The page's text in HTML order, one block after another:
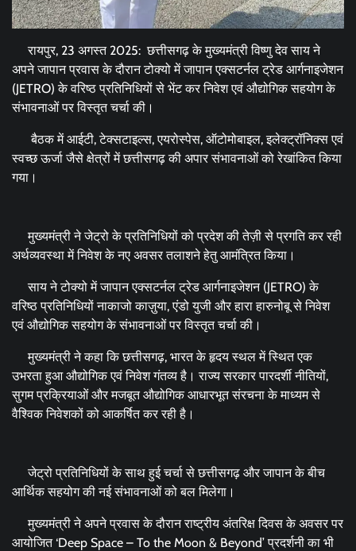
रायपुर, 23 अगस्त 2025: छत्तीसगढ़ के मुख्यमंत्री विष्णु देव साय ने
अपने जापान प्रवास के दौरान टोक्यो में जापान एक्सटर्नल ट्रेड आर्गनाइजेशन
(JETRO) के वरिष्ठ प्रतिनिधियों से भेंट कर निवेश एवं औद्योगिक सहयोग के
संभावनाओं पर विस्तृत चर्चा की।
बैठक में आईटी, टेक्सटाइल्स, एयरोस्पेस, ऑटोमोबाइल, इलेक्ट्रॉनिक्स एवं
स्वच्छ ऊर्जा जैसे क्षेत्रों में छत्तीसगढ़ की अपार संभावनाओं को रेखांकित किया
गया।
मुख्यमंत्री ने जेट्रो के प्रतिनिधियों को प्रदेश की तेज़ी से प्रगति कर रही
अर्थव्यवस्था में निवेश के नए अवसर तलाशने हेतु आमंत्रित किया।
साय ने टोक्यो में जापान एक्सटर्नल ट्रेड आर्गनाइजेशन (JETRO) के
वरिष्ठ प्रतिनिधियों नाकाजो काज़ुया, एंडो युजी और हारा हारुनोबू से निवेश
एवं औद्योगिक सहयोग के संभावनाओं पर विस्तृत चर्चा की।
मुख्यमंत्री ने कहा कि छत्तीसगढ़, भारत के हृदय स्थल में स्थित एक
उभरता हुआ औद्योगिक एवं निवेश गंतव्य है। राज्य सरकार पारदर्शी नीतियों,
सुगम प्रक्रियाओं और मजबूत औद्योगिक आधारभूत संरचना के माध्यम से
वैश्विक निवेशकों को आकर्षित कर रही है।
जेट्रो प्रतिनिधियों के साथ हुई चर्चा से छत्तीसगढ़ और जापान के बीच
आर्थिक सहयोग की नई संभावनाओं को बल मिलेगा।
मुख्यमंत्री ने अपने प्रवास के दौरान राष्ट्रीय अंतरिक्ष दिवस के अवसर पर
आयोजित ‘Deep Space – To the Moon & Beyond’ प्रदर्शनी का भी